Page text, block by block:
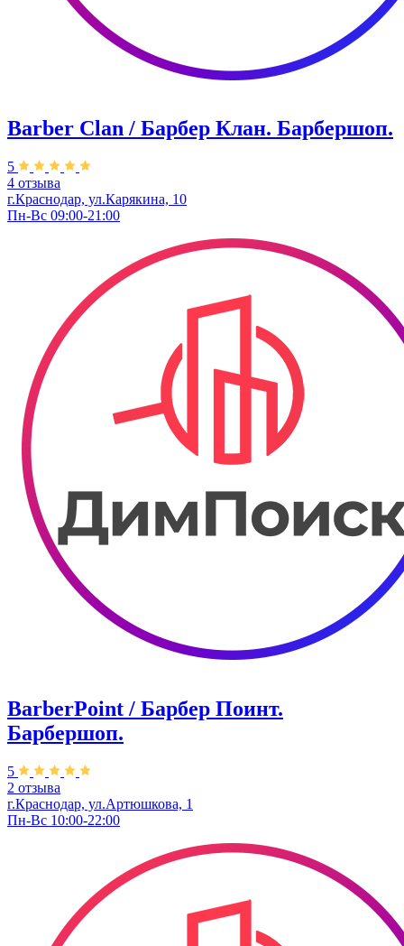
Barber Clan / Барбер Клан. ​Барбершоп.
5
4 отзыва
г.Краснодар, ул.Карякина, 10
Пн-Вс 09:00-21:00
BarberPoint / Барбер Поинт.
Барбершоп.
5
2 отзыва
г.Краснодар, ул.Артюшкова, 1
Пн-Вс 10:00-22:00